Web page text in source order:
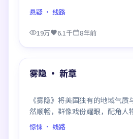
满，每一场对手戏都打磨得克制
悬疑 · 线路
19万 6.1千 8年前
精选
雾隐 · 新章
《雾隐》将美国独有的地域气
然顺畅，群像戏份耀眼，配角人
品质感扎实。
惊悚 · 线路